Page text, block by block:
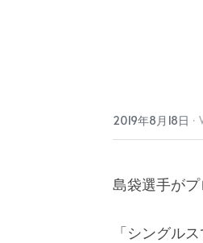
2019年8月18日 ·
島袋選手が
「シングル